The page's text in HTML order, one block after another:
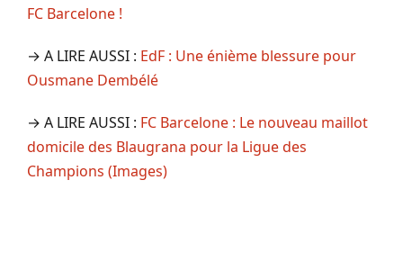
FC Barcelone !
→ A LIRE AUSSI : EdF : Une énième blessure pour
Ousmane Dembélé
→ A LIRE AUSSI : FC Barcelone : Le nouveau maillot
domicile des Blaugrana pour la Ligue des
Champions (Images)